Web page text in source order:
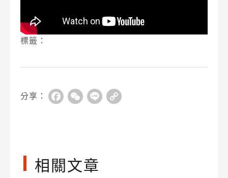
標籤：
分享： FacebookWeChat
Line
相關文章